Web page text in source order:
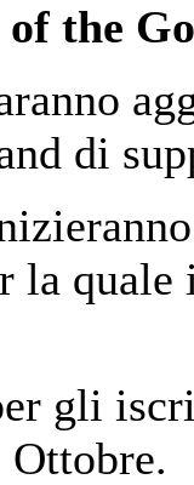
of the
di
la
gli